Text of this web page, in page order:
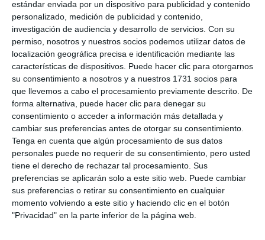
estándar enviada por un dispositivo para publicidad y contenido
personalizado, medición de publicidad y contenido,
investigación de audiencia y desarrollo de servicios. Con su
permiso, nosotros y nuestros socios podemos utilizar datos de
localización geográfica precisa e identificación mediante las
características de dispositivos. Puede hacer clic para otorgarnos
su consentimiento a nosotros y a nuestros 1731 socios para
que llevemos a cabo el procesamiento previamente descrito. De
forma alternativa, puede hacer clic para denegar su
consentimiento o acceder a información más detallada y
cambiar sus preferencias antes de otorgar su consentimiento.
Tenga en cuenta que algún procesamiento de sus datos
personales puede no requerir de su consentimiento, pero usted
tiene el derecho de rechazar tal procesamiento. Sus
preferencias se aplicarán solo a este sitio web. Puede cambiar
sus preferencias o retirar su consentimiento en cualquier
momento volviendo a este sitio y haciendo clic en el botón
"Privacidad" en la parte inferior de la página web.